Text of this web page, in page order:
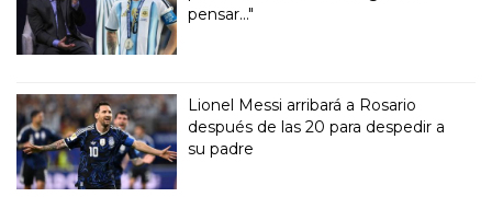
pensar..."
Lionel Messi arribará a Rosario
después de las 20 para despedir a
su padre